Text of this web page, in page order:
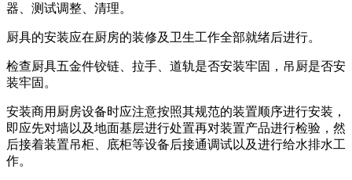
器、测试调整、清理。
厨具的安装应在厨房的装修及卫生工作全部就绪后进行。
检查厨具五金件铰链、拉手、道轨是否安装牢固，吊厨是否安
装牢固。
安装商用厨房设备时应注意按照其规范的装置顺序进行安装，
即应先对墙以及地面基层进行处置再对装置产品进行检验，然
后接着装置吊柜、底柜等设备后接通调试以及进行给水排水工
作。